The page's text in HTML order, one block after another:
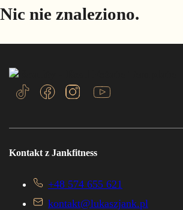
Nic nie znaleziono.
Kontakt z Jankfitness
+48 574 655 621
kontakt@lukaszjank.pl